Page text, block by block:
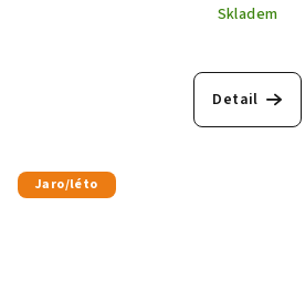
Skladem
produktu
Detail
Jaro/léto